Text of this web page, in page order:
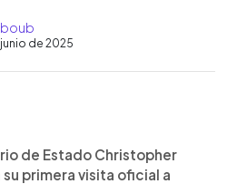
de 2025
de Estado Christopher
primera visita oficial a